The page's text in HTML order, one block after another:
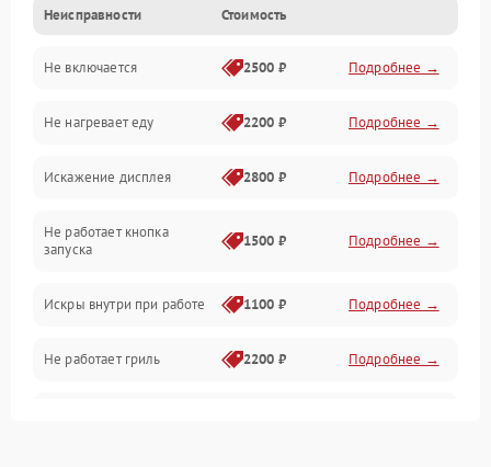
Дверца и корпус
Механика и внутренние элементы
Механические повреждения
Питание и запуск
Нагрев и приготовление
Программное обеспечение
Неисправности Стоимость
Не включается 2500 ₽ Подробнее →
Не нагревает еду 2200 ₽ Подробнее →
Искажение дисплея 2800 ₽ Подробнее →
Не работает кнопка
запуска
1500 ₽ Подробнее →
Искры внутри при работе 1100 ₽ Подробнее →
Не работает гриль 2200 ₽ Подробнее →